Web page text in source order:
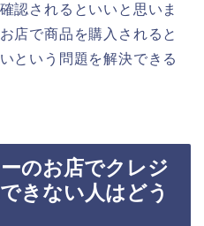
認されるといいと思いま
店で商品を購入されると
という問題を解決できる
のお店でクレジ
きない人はどう